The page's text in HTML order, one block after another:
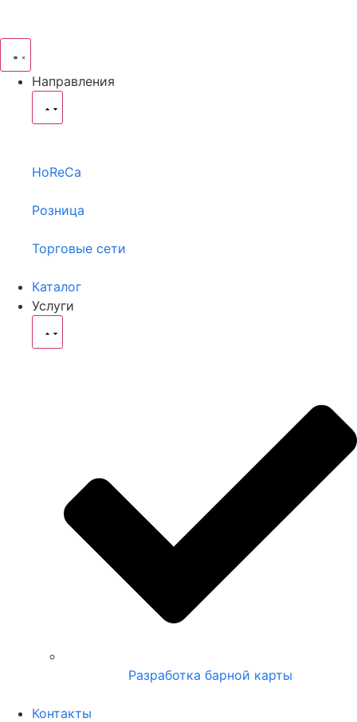
Направления
HoReCa
Розница
Торговые сети
Каталог
Услуги
Разработка барной карты
Контакты